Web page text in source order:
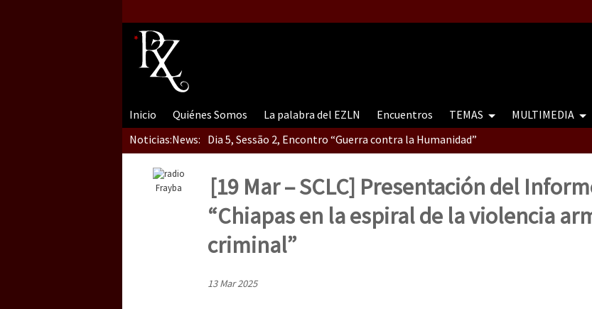
Inicio Quiénes Somos La palabra del EZLN Encuentros TEMAS MULTIMEDIA
Noticias:News: Dia 5, Sessão 2, Encontro “Guerra contra la Humanidad”
Dia 5, sessão 1, do Encontro “Guerra contra a Humanidade”(As populações e a
Frayba
[19 Mar – SCLC] Presentación del
“Chiapas en la espiral de la violencia
criminal”
13 Mar 2025